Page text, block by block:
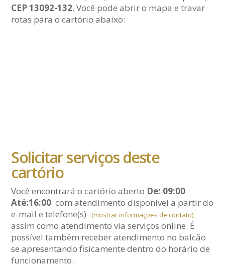
CEP 13092-132. Você pode abrir o mapa e travar
rotas para o cartório abaixo:
Solicitar serviços deste
cartório
Você encontrará o cartório aberto De: 09:00
Até:16:00 com atendimento disponível a partir do
e-maile telefone(s) (mostrar informações de contato)
assim como atendimento via serviços online. É
possível também receber atendimento no balcão
se apresentando fisicamente dentro do horário de
funcionamento.